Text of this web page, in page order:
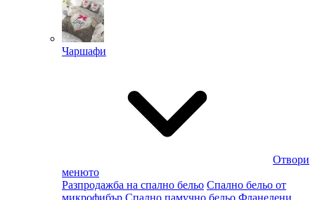
Чаршафи
Отвори
менюто
Разпродажба на спално бельо Спално бельо от
микрофибър Спално памучно бельо Фланелени